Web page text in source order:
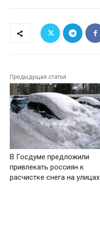
Предыдущая статья
В Госдуме предложили
привлекать россиян к
расчистке снега на улицах